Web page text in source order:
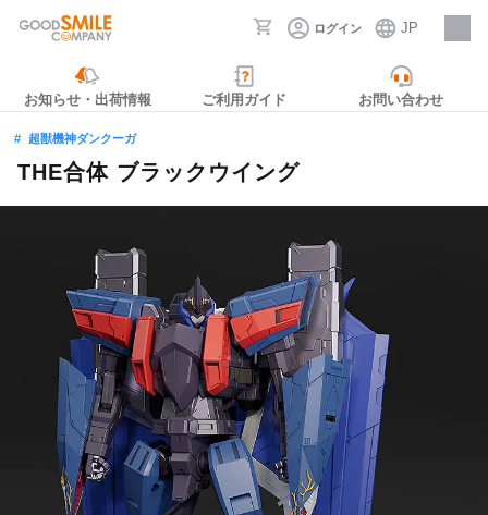
ログイン JP
採用情報
お知らせ・出荷情報 ご利用ガイド お問い合わせ
超獣機神ダンクーガ
THE合体 ブラックウイング